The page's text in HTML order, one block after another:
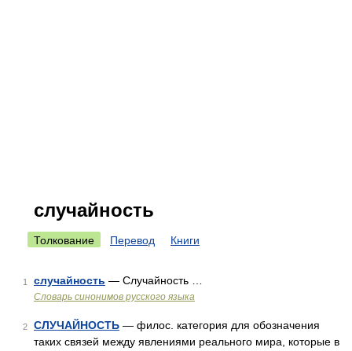
случайность
Толкование Перевод Книги
1 случайность — Случайность …
Словарь синонимов русского языка
2 СЛУЧАЙНОСТЬ — филос. категория для обозначения
таких связей между явлениями реального мира, которые в